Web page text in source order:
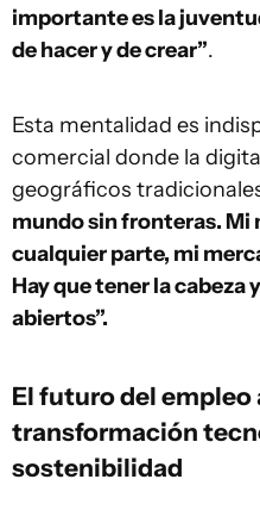
importante es la
de hacer y de crear”.
Esta mentalidad es
comercial donde la
geográficos
mundo sin fronteras. Mi
cualquier parte, mi
Hay que tener la cabeza
abiertos”.
El futuro del empleo
transformación
sostenibilidad